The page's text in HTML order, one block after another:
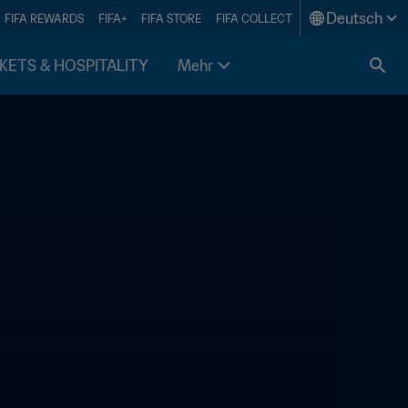
FIFA REWARDS FIFA+ FIFA STORE FIFA COLLECT Deutsch
& HOSPITALITY Mehr